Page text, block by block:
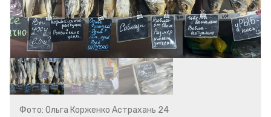
Фото: Ольга Корженко Астрахань 24